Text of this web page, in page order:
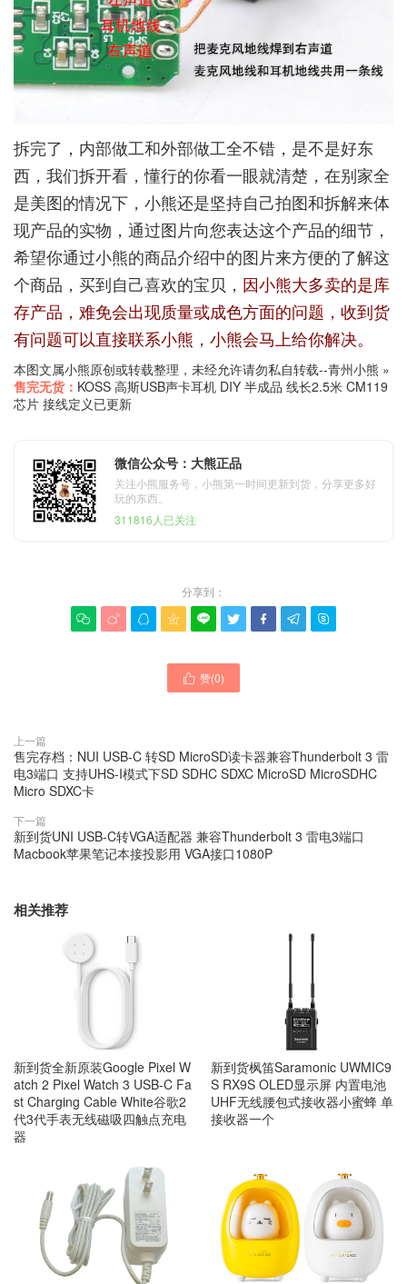
拆完了，内部做工和外部做工全不错，是不是好东
西，我们拆开看，懂行的你看一眼就清楚，在别家全
是美图的情况下，小熊还是坚持自己拍图和拆解来体
现产品的实物，通过图片向您表达这个产品的细节，
希望你通过小熊的商品介绍中的图片来方便的了解这
个商品，买到自己喜欢的宝贝， 因小熊大多卖的是库
存产品，难免会出现质量或成色方面的问题，收到货
有问题可以直接联系小熊，小熊会马上给你解决。
本图文属小熊原创或转载整理，未经允许请勿私自转载--青州小熊 »
售完无货： KOSS 高斯USB声卡耳机 DIY 半成品 线长2.5米 CM119
芯片 接线定义已更新
微信公众号：大熊正品
关注小熊服务号，小熊第一时间更新到货，分享更多好
玩的东西。
311816人已关注
分享到：
        
 赞(0)
上一篇
售完存档：NUI USB-C 转SD MicroSD读卡器兼容Thunderbolt 3 雷
电3端口 支持UHS-I模式下SD SDHC SDXC MicroSD MicroSDHC
Micro SDXC卡
下一篇
新到货UNI USB-C转VGA适配器 兼容Thunderbolt 3 雷电3端口
Macbook苹果笔记本接投影用 VGA接口1080P
相关推荐
新到货全新原装Google Pixel W
atch 2 Pixel Watch 3 USB-C Fa
st Charging Cable White谷歌2
代3代手表无线磁吸四触点充电
器
新到货枫笛Saramonic UWMIC9
S RX9S OLED显示屏 内置电池
UHF无线腰包式接收器小蜜蜂 单
接收器一个